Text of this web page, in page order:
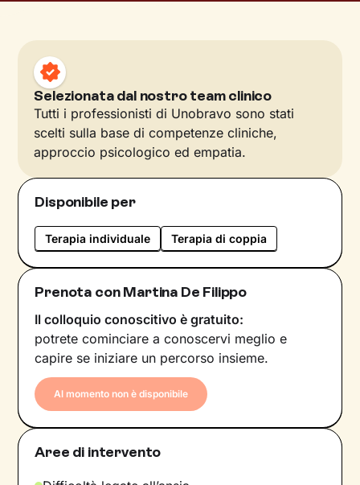
Selezionata dal nostro team clinico
Tutti i professionisti di Unobravo sono stati
scelti sulla base di competenze cliniche,
approccio psicologico ed empatia.
Disponibile per
Terapia individuale Terapia di coppia
Prenota con Martina De Filippo
Il colloquio conoscitivo è gratuito:
potrete cominciare a conoscervi meglio e
capire se iniziare un percorso insieme.
Al momento non è disponibile
Aree di intervento